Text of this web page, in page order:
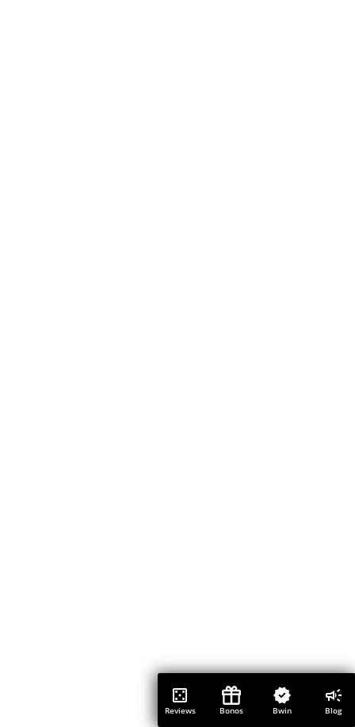
Reviews Bonos Bwin Blog